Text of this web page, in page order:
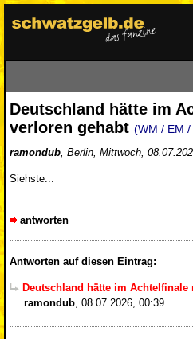
Deutschland hätte im
verloren gehabt (WM / EM
ramondub, Berlin, Mittwoch,
Siehste...
antworten
Antworten auf diesen Eintrag:
Deutschland hätte im
ramondub, 08.07.2026, 00:39